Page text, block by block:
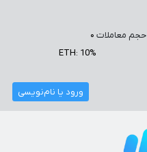
حجم معاملات ۰
ETH: 10%
ورود یا نام‌نویسی